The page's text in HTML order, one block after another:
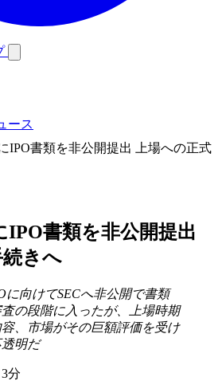
ース
IPO書類を非公開提出 上場への正式
IPO書類を非公開提出
きへ
に向けてSECへ非公開で書類
の段階に入ったが、上場時期
、市場がその巨額評価を受け
明だ
分